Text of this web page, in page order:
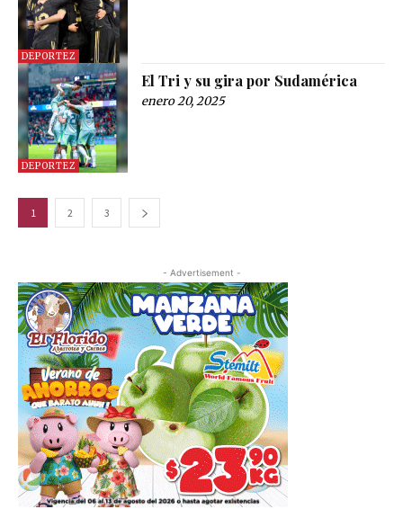
DEPORTEZ
DEPORTEZ
El Tri y su gira por Sudamérica
enero 20, 2025
1 2 3
- Advertisement -